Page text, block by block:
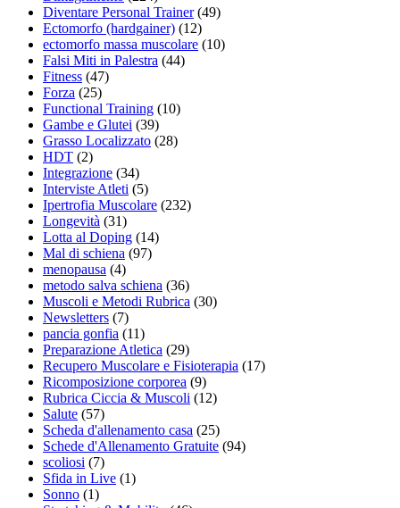
Diventare Personal Trainer(49)
Ectomorfo (hardgainer) (12)
ectomorfo massa muscolare (10)
Falsi Miti in Palestra (44)
Fitness (47)
Forza (25)
Functional Training (10)
Gambe e Glutei (39)
Grasso Localizzato (28)
HDT (2)
Integrazione (34)
Interviste Atleti (5)
Ipertrofia Muscolare (232)
Longevità (31)
Lotta al Doping (14)
Mal di schiena (97)
menopausa (4)
metodo salva schiena (36)
Muscoli e Metodi Rubrica (30)
Newsletters (7)
pancia gonfia (11)
Preparazione Atletica (29)
Recupero Muscolare e Fisioterapia (17)
Ricomposizione corporea (9)
Rubrica Ciccia & Muscoli (12)
Salute (57)
Scheda d'allenamento casa (25)
Schede d'Allenamento Gratuite (94)
scoliosi (7)
Sfida in Live (1)
Sonno (1)